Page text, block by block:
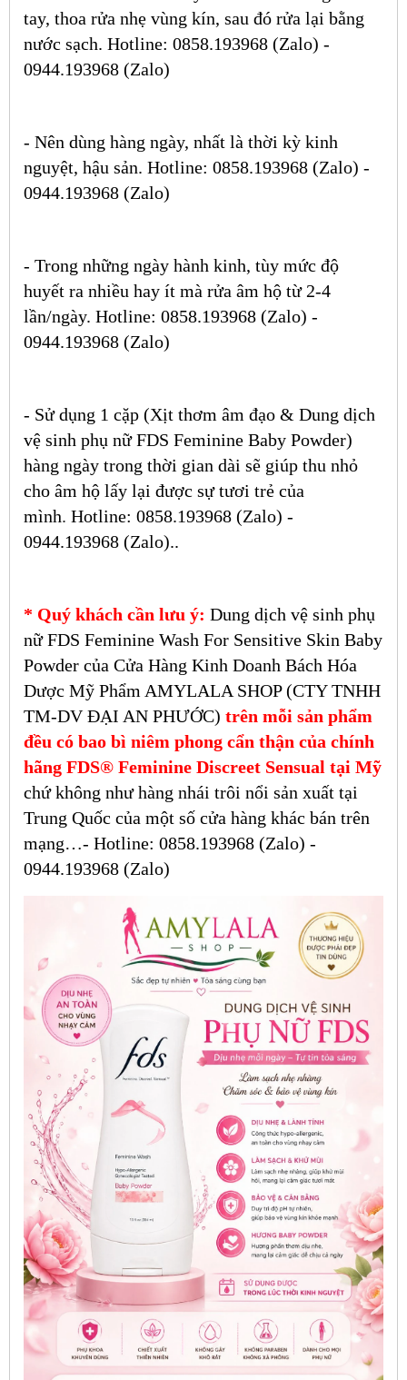
tay, thoa rửa nhẹ vùng kín, sau đó rửa lại bằng
nước sạch. Hotline: 0858.193968 (Zalo) -
0944.193968 (Zalo)
- Nên dùng hàng ngày, nhất là thời kỳ kinh
nguyệt, hậu sản. Hotline: 0858.193968 (Zalo) -
0944.193968 (Zalo)
- Trong những ngày hành kinh, tùy mức độ
huyết ra nhiều hay ít mà rửa âm hộ từ 2-4
lần/ngày. Hotline: 0858.193968 (Zalo) -
0944.193968 (Zalo)
- Sử dụng 1 cặp (Xịt thơm âm đạo & Dung dịch
vệ sinh phụ nữ FDS Feminine Baby Powder)
hàng ngày trong thời gian dài sẽ giúp thu nhỏ
cho âm hộ lấy lại được sự tươi trẻ của
mình. Hotline: 0858.193968 (Zalo) -
0944.193968 (Zalo)..
* Quý khách cần lưu ý: Dung dịch vệ sinh phụ
nữ FDS Feminine Wash For Sensitive Skin Baby
Powder của Cửa Hàng Kinh Doanh Bách Hóa
Dược Mỹ Phẩm AMYLALA SHOP (CTY TNHH
TM-DV ĐẠI AN PHƯỚC) trên mỗi sản phẩm
đều có bao bì niêm phong cẩn thận của chính
hãng FDS® Feminine Discreet Sensual tại Mỹ
chứ không như hàng nhái trôi nổi sản xuất tại
Trung Quốc của một số cửa hàng khác bán trên
mạng…- Hotline: 0858.193968 (Zalo) -
0944.193968 (Zalo)